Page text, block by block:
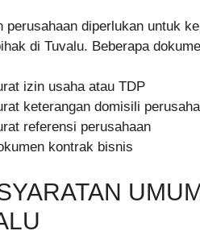
perusahaan diperlukan untuk
di Tuvalu. Beberapa
izin usaha atau TDP
keterangan domisili
referensi perusahaan
kontrak bisnis